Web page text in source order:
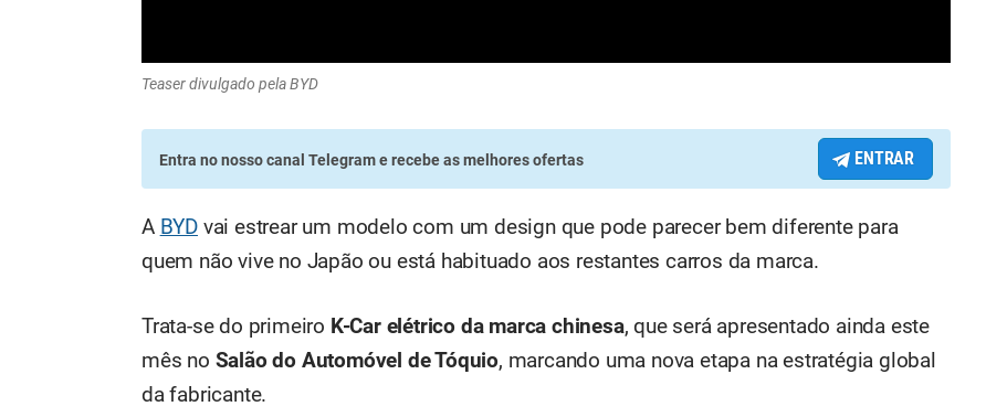
Teaser divulgado pela BYD
Entra no nosso canal Telegrame recebe as melhores ofertas ENTRAR
A BYD vai estrear um modelo com um design que pode parecer bem diferente para
quem não vive no Japão ou está habituado aos restantes carros da marca.
Trata-se do primeiro K-Car elétrico da marca chinesa, que será apresentado ainda este
mês no Salão do Automóvel de Tóquio, marcando uma nova etapa na estratégia global
da fabricante.